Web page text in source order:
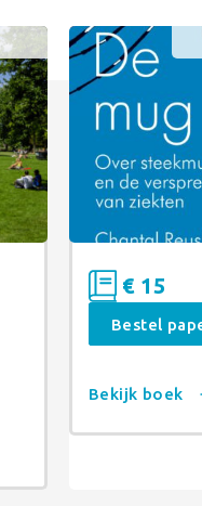
€ 15
Bestel
Bekijk boek